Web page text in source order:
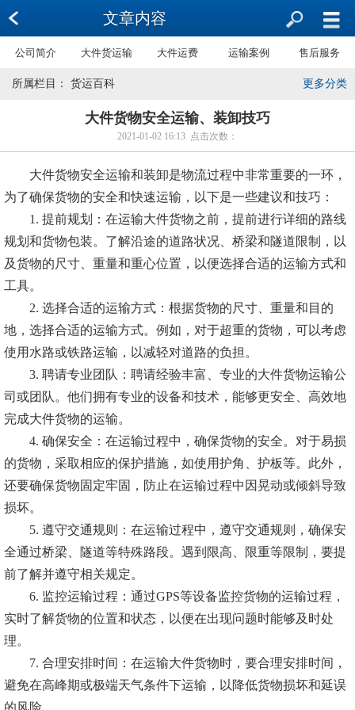
文章内容
公司简介 大件货运输 大件运费 运输案例 售后服务
更多分类
所属栏目： 货运百科
大件货物安全运输、装卸技巧
2021-01-02 16:13 点击次数：
大件货物安全运输和装卸是物流过程中非常重要的一环，
为了确保货物的安全和快速运输，以下是一些建议和技巧：
1. 提前规划：在运输大件货物之前，提前进行详细的路线
规划和货物包装。了解沿途的道路状况、桥梁和隧道限制，以
及货物的尺寸、重量和重心位置，以便选择合适的运输方式和
工具。
2. 选择合适的运输方式：根据货物的尺寸、重量和目的
地，选择合适的运输方式。例如，对于超重的货物，可以考虑
使用水路或铁路运输，以减轻对道路的负担。
3. 聘请专业团队：聘请经验丰富、专业的大件货物运输公
司或团队。他们拥有专业的设备和技术，能够更安全、高效地
完成大件货物的运输。
4. 确保安全：在运输过程中，确保货物的安全。对于易损
的货物，采取相应的保护措施，如使用护角、护板等。此外，
还要确保货物固定牢固，防止在运输过程中因晃动或倾斜导致
损坏。
5. 遵守交通规则：在运输过程中，遵守交通规则，确保安
全通过桥梁、隧道等特殊路段。遇到限高、限重等限制，要提
前了解并遵守相关规定。
6. 监控运输过程：通过GPS等设备监控货物的运输过程，
实时了解货物的位置和状态，以便在出现问题时能够及时处
理。
7. 合理安排时间：在运输大件货物时，要合理安排时间，
避免在高峰期或极端天气条件下运输，以降低货物损坏和延误
的风险。